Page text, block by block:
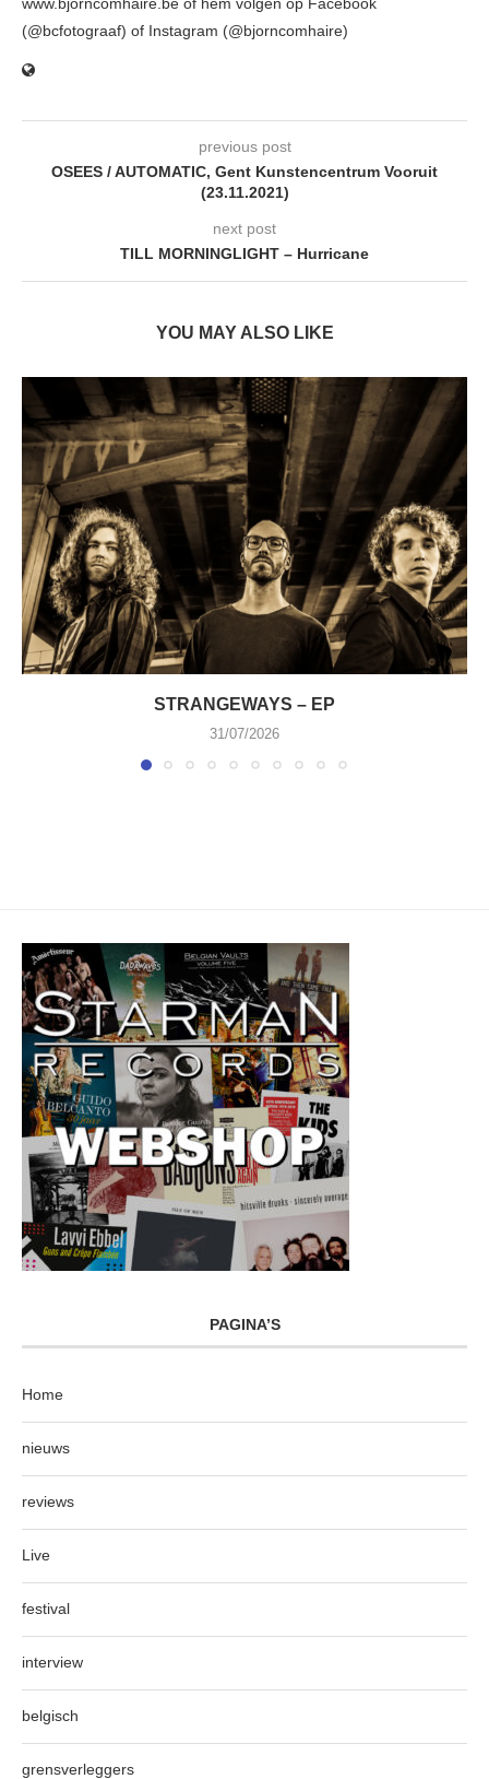
(@bcfotograaf) of Instagram (@bjorncomhaire)
previous post
OSEES / AUTOMATIC, Gent Kunstencentrum Vooruit
(23.11.2021)
next post
TILL MORNINGLIGHT – Hurricane
YOU MAY ALSO LIKE
STRANGEWAYS – EP
31/07/2026
PAGINA’S
Home
nieuws
reviews
Live
festival
interview
belgisch
grensverleggers